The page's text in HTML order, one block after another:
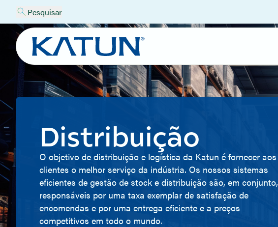
Pesquisar
Distribuição
O objetivo de distribuição e logística da Katun é fornecer aos
clientes o melhor serviço da indústria. Os nossos sistemas
eficientes de gestão de stock e distribuição são, em conjunto,
responsáveis por uma taxa exemplar de satisfação de
encomendas e por uma entrega eficiente e a preços
competitivos em todo o mundo.